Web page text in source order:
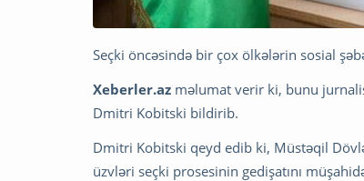
Seçki öncəsində bir çox ölkələrin sosial
Xeberler.az məlumat verir ki, bunu
Dmitri Kobitski bildirib.
Dmitri Kobitski qeyd edib ki, Müstəqil
üzvləri seçki prosesinin gedişatını